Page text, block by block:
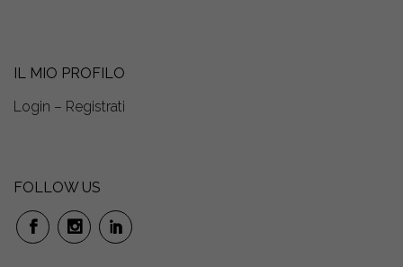
IL MIO PROFILO
Login – Registrati
FOLLOW US